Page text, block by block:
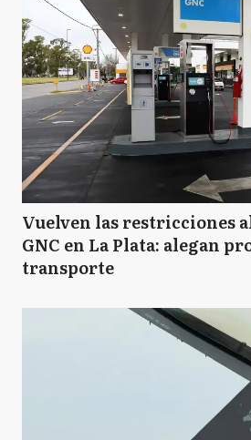
Vuelven las restricciones
GNC en La Plata: alegan
transporte